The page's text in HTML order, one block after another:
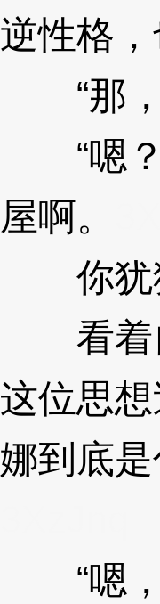
逆性格
“那，
“嗯？
屋啊。
你犹犹
看着自
这位思
娜到底
“嗯，